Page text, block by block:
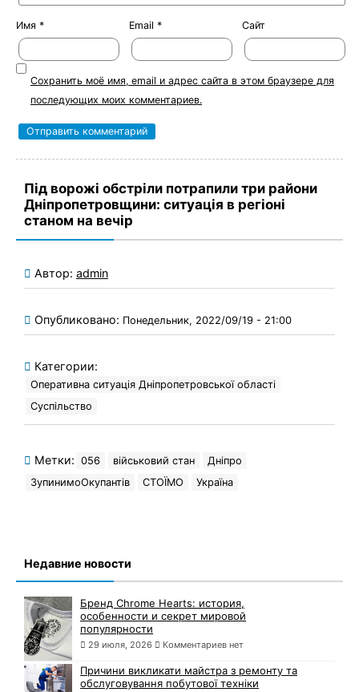
Имя * Email * Сайт
Сохранить моё имя, email и адрес сайта в этом браузере для
последующих моих комментариев.
Під ворожі обстріли потрапили три райони
Дніпропетровщини: ситуація в регіоні
станом на вечір
Автор: admin
Опубликовано: Понедельник, 2022/09/19 - 21:00
Категории:
Оперативна ситуація Дніпропетровської області
Суспільство
Метки: 056 військовий стан
Дніпро
ЗупинимоОкупантів
СТОЇМО Україна
Недавние новости
Бренд Chrome Hearts: история,
особенности и секрет мировой
популярности
29 июля, 2026 Комментариев нет
Причини викликати майстра з ремонту та
обслуговування побутової техніки